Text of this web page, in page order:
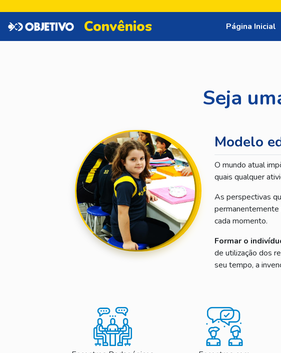
Utilizamos cookies para aprimorar a experiência de navegação. Ao acessar e
Aceitar Convênios Página Inicial
Seja
Modelo
O mundo atual
quais qualquer
As perspectivas
permanentemente
cada momento.
Formar o
de utilização dos
seu tempo, a